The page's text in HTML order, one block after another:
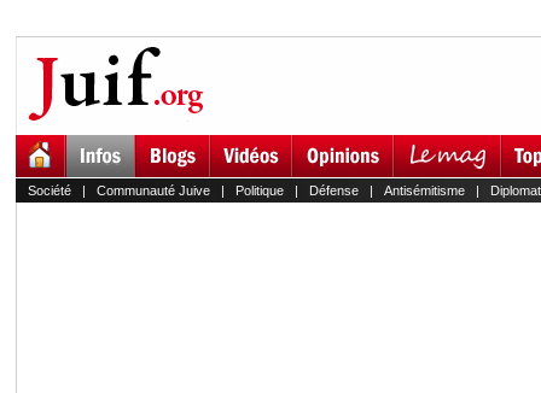
Société| Communauté Juive| Politique| Défense| Antisémitisme|